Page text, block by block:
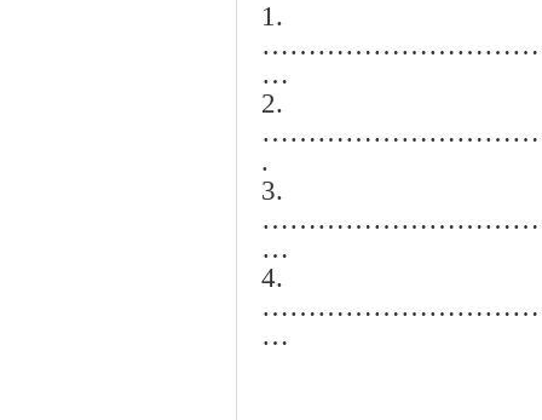
1.
…
2.
.
3.
…
4.
…